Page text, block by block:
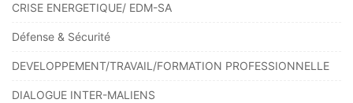
CRISE ENERGETIQUE/ EDM-SA
Défense & Sécurité
DEVELOPPEMENT/TRAVAIL/FORMATION PROFESSIONNELLE
DIALOGUE INTER-MALIENS